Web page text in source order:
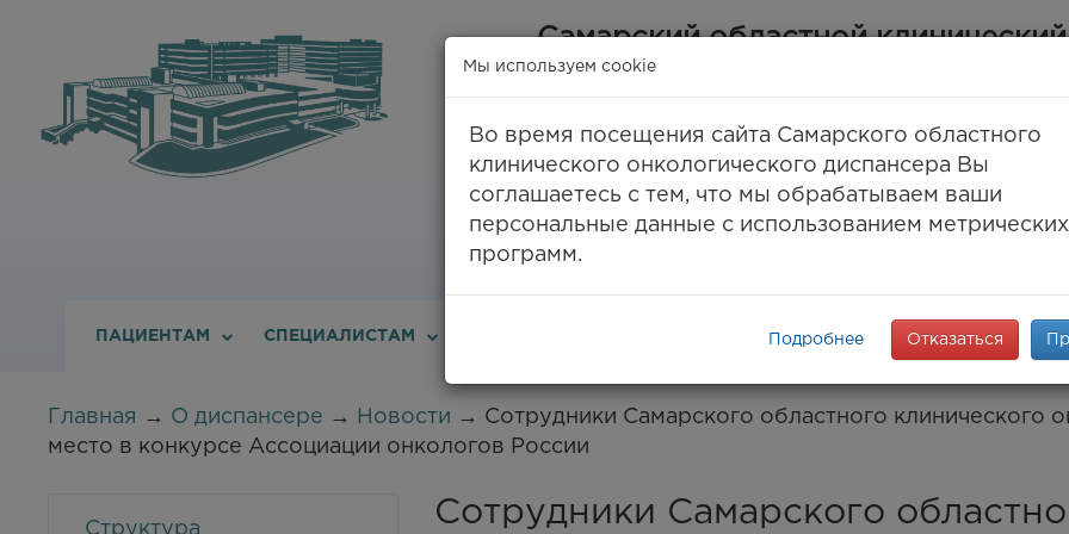
Самарский областной клинический
онкологический диспансер
(ГБУЗ СОКОД)
Самара, ул. Солнечная, 50
8 (846) 30-777-30, 994-61-96(единый call-
8 (846) 994-03-99(факс)
info@samaraonko.ru
ПАЦИЕНТАМ СПЕЦИАЛИСТАМ МЕДТУРИЗМ ENG
Главная → О диспансере → Новости → Сотрудники Самарского областного клинического
место в конкурсе Ассоциации онкологов России
Структура
Сотрудники Самарского
Мы используем cookie
Во время посещения сайта Самарского областного
клинического онкологического диспансера Вы
соглашаетесь с тем, что мы обрабатываем ваши
персональные данные с использованием метрических
программ.
Подробнее Отказаться